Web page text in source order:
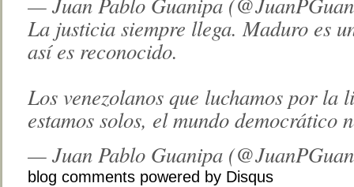
La justicia siempre llega. Maduro es
así es reconocido.
Los venezolanos que luchamos por
estamos solos, el mundo democrático
— Juan Pablo Guanipa
blog comments powered by Disqus